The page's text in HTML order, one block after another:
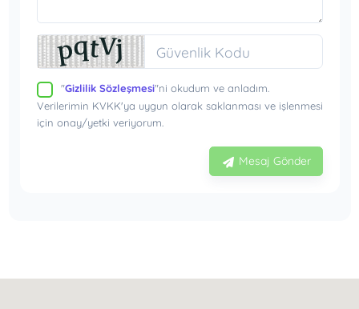
"Gizlilik Sözleşmesi"ni okudum ve anladım.
Verilerimin KVKK'ya uygun olarak saklanması ve işlenmesi
için onay/yetki veriyorum.
Mesaj Gönder